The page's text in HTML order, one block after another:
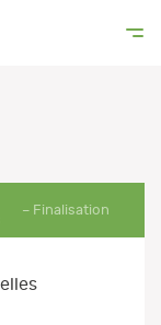
Finalisation